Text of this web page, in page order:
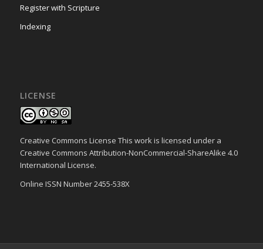
Register with Scripture
Indexing
LICENSE
Creative Commons License This work is licensed under a
Creative Commons Attribution-NonCommercial-ShareAlike 4.0
International License.
Online ISSN Number 2455-538X